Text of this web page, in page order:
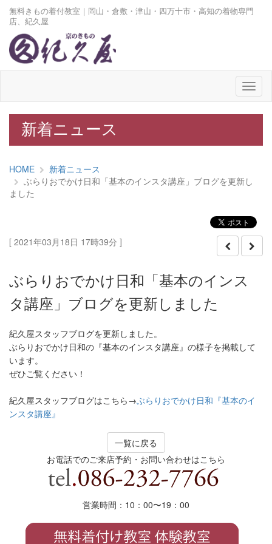
無料きもの着付教室｜岡山・倉敷・津山・四万十市・高知の着物専門
店、紀久屋
メ
ニ
ュ
新着ニュース
HOME
新着ニュース
ぶらりおでかけ日和「基本のインスタ講座」ブログを更新し
ました
[ 2021年03月18日 17時39分 ]
ぶらりおでかけ日和「基本のインス
タ講座」ブログを更新しました
紀久屋スタッフブログを更新しました。
ぶらりおでかけ日和の『基本のインスタ講座』の様子を掲載して
います。
ぜひご覧ください！
紀久屋スタッフブログはこちら→ぶらりおでかけ日和『基本のイ
ンスタ講座』
一覧に戻る
お電話でのご来店予約・お問い合わせはこちら
営業時間：10：00〜19 ： 00